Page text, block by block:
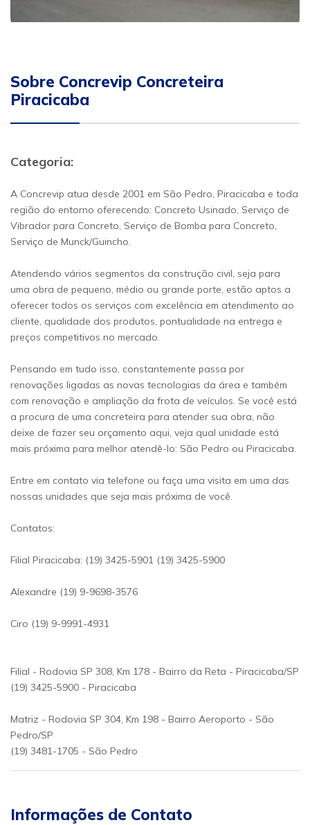
Sobre Concrevip Concreteira
Piracicaba
Categoria:
A Concrevip atua desde 2001 em São Pedro, Piracicaba e toda
região do entorno oferecendo: Concreto Usinado, Serviço de
Vibrador para Concreto, Serviço de Bomba para Concreto,
Serviço de Munck/Guincho.
Atendendo vários segmentos da construção civil, seja para
uma obra de pequeno, médio ou grande porte, estão aptos a
oferecer todos os serviços com excelência em atendimento ao
cliente, qualidade dos produtos, pontualidade na entrega e
preços competitivos no mercado.
Pensando em tudo isso, constantemente passa por
renovações ligadas as novas tecnologias da área e também
com renovação e ampliação da frota de veículos. Se você está
a procura de uma concreteira para atender sua obra, não
deixe de fazer seu orçamento aqui, veja qual unidade está
mais próxima para melhor atendê-lo: São Pedro ou Piracicaba.
Entre em contato via telefone ou faça uma visita em uma das
nossas unidades que seja mais próxima de você.
Contatos:
Filial Piracicaba: (19) 3425-5901 (19) 3425-5900
Alexandre (19) 9-9698-3576
Ciro (19) 9-9991-4931
Filial - Rodovia SP 308, Km 178 - Bairro da Reta - Piracicaba/SP
(19) 3425-5900 - Piracicaba
Matriz - Rodovia SP 304, Km 198 - Bairro Aeroporto - São
Pedro/SP
(19) 3481-1705 - São Pedro
Informações de Contato